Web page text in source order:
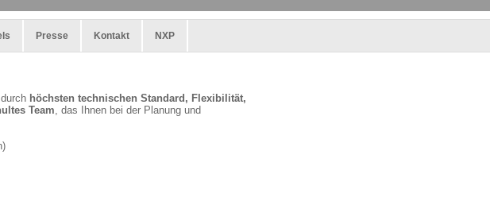
Presse Kontakt NXP
höchsten technischen Standard, Flexibilität,
Team, das Ihnen bei der Planung und